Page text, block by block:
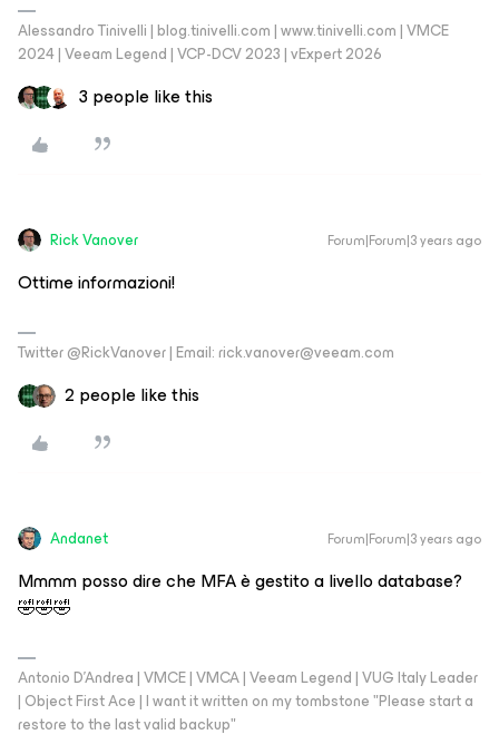
Alessandro Tinivelli | blog.tinivelli.com | www.tinivelli.com | VMCE
2024 | Veeam Legend | VCP-DCV 2023 | vExpert 2026
3 people like this
Rick Vanover Forum|Forum|3 years ago
Ottime informazioni!
Twitter @RickVanover | Email: rick.vanover@veeam.com
2 people like this
Andanet Forum|Forum|3 years ago
Mmmm posso dire che MFA è gestito a livello database?
🤣🤣🤣
Antonio D'Andrea | VMCE | VMCA | Veeam Legend | VUG Italy Leader
| Object First Ace | I want it written on my tombstone "Please start a
restore to the last valid backup"